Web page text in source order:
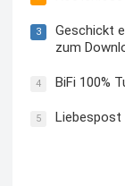
3
Geschickt
zum
4 BiFi 100%
5 Liebespost